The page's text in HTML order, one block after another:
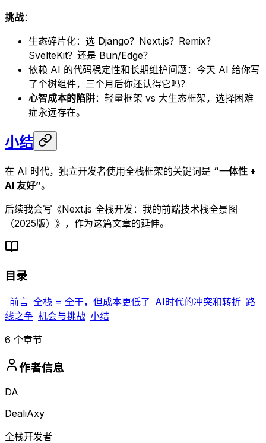
挑战：
生态碎片化：选 Django？Next.js？Remix？
SvelteKit？还是 Bun/Edge？
依赖 AI 的代码稳定性和长期维护问题：今天 AI 给你写
了个树组件，三个月后你还认得它吗？
心智成本的陷阱：轻量框架 vs 大生态框架，选择困难
症永远存在。
小结
在 AI 时代，独立开发者使用全栈框架的关键词是 “一体性 +
AI 友好”。
后续我会写《Next.js 全栈开发：我的前端技术栈全景图
（2025版）》，作为这篇文章的延伸。
目录
前言 全栈 = 全干，但成本更低了 AI时代的冲突和转折 路
线之争 机会与挑战 小结
6 个章节
作者信息
DA
DealiAxy
全栈开发者